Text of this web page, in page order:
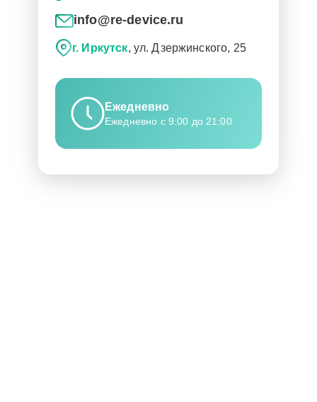
info@re-device.ru
г. Иркутск, ул. Дзержинского, 25
Ежедневно
Ежедневно с 9:00 до 21:00